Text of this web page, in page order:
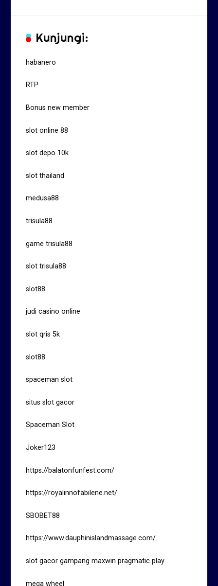
Kunjungi:
habanero
RTP
Bonus new member
slot online 88
slot depo 10k
slot thailand
medusa88
trisula88
game trisula88
slot trisula88
slot88
judi casino online
slot qris 5k
slot88
spaceman slot
situs slot gacor
Spaceman Slot
Joker123
https://balatonfunfest.com/
https://royalinnofabilene.net/
SBOBET88
https://www.dauphinislandmassage.com/
slot gacor gampang maxwin pragmatic play
mega wheel